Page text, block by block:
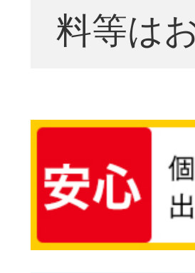
料等は